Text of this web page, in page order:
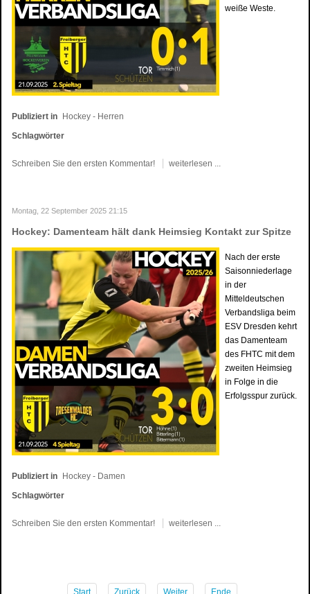
weiße Weste.
Publiziert in Hockey - Herren
Schlagwörter
Schreiben Sie den ersten Kommentar! weiterlesen ...
Montag, 22 September 2025 21:15
Hockey: Damenteam hält dank Heimsieg Kontakt zur Spitze
Nach der erste
Saisonniederlage
in der
Mitteldeutschen
Verbandsliga beim
ESV Dresden kehrt
das Damenteam
des FHTC mit dem
zweiten Heimsieg
in Folge in die
Erfolgsspur zurück.
Publiziert in Hockey - Damen
Schlagwörter
Schreiben Sie den ersten Kommentar! weiterlesen ...
Start Zurück Weiter Ende